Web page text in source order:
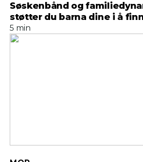
Søskenbånd og
støtter du barna dine i å
5 min